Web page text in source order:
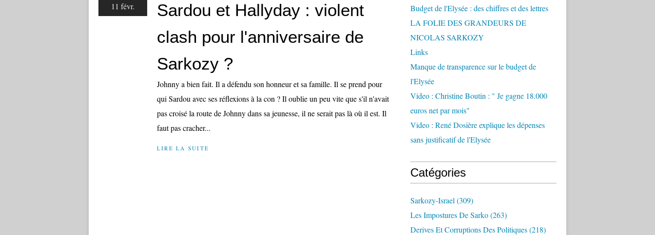
11 févr.
Sardou et Hallyday : violent
clash pour l'anniversaire de
Sarkozy ?
Johnny a bien fait. Il a défendu son honneur et sa famille. Il se prend pour
qui Sardou avec ses réflexions à la con ? Il oublie un peu vite que s'il n'avait
pas croisé la route de Johnny dans sa jeunesse, il ne serait pas là où il est. Il
faut pas cracher...
LIRE LA SUITE
Budget de l'Elysée : des chiffres et des lettres
LA FOLIE DES GRANDEURS DE
NICOLAS SARKOZY
Links
Manque de transparence sur le budget de
l'Elysée
Video : Christine Boutin : " Je gagne 18.000
euros net par mois"
Video : René Dosière explique les dépenses
sans justificatif de l'Elysée
Catégories
Sarkozy-Israel (309)
Les Impostures De Sarko(263)
Derives Et Corruptions Des Politiques(218)